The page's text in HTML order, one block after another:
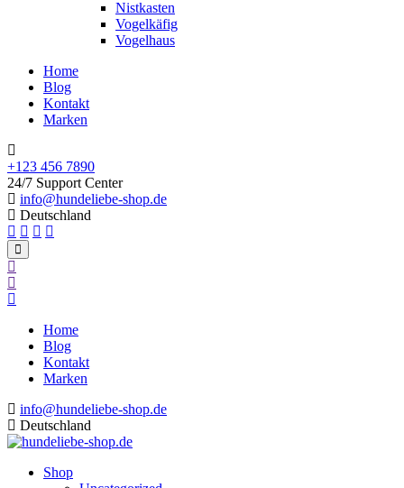
Nistkasten
Vogelkäfig
Vogelhaus
Home
Blog
Kontakt
Marken
+123 456 7890
24/7 Support Center
info@hundeliebe-shop.de
Deutschland
Home
Blog
Kontakt
Marken
info@hundeliebe-shop.de
Deutschland
Shop